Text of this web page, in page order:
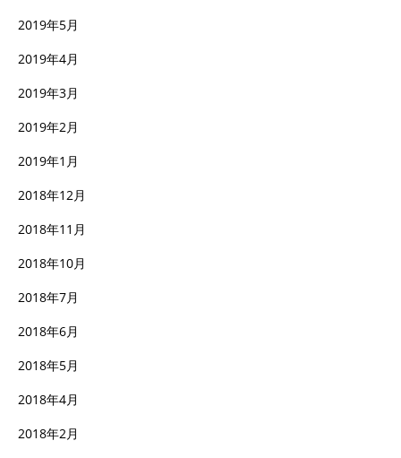
2019年5月
2019年4月
2019年3月
2019年2月
2019年1月
2018年12月
2018年11月
2018年10月
2018年7月
2018年6月
2018年5月
2018年4月
2018年2月